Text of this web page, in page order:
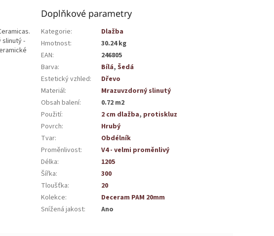
slinutý -
Doplňkové parametry
Kategorie:
Dlažba
Hmotnost:
30.24 kg
EAN:
246805
Barva: Bílá, Šedá
Estetický vzhled:
Dřevo
Materiál:
Mrazuvzdorný slinutý
Obsah balení:
0.72 m2
Použití: 2 cm dlažba, protiskluz
Povrch:
Hrubý
Tvar:
Obdélník
Proměnlivost:
V4 - velmi proměnlivý
Délka:
1205
Šířka:
300
Tloušťka:
20
Kolekce:
Deceram PAM 20mm
Snížená jakost: Ano